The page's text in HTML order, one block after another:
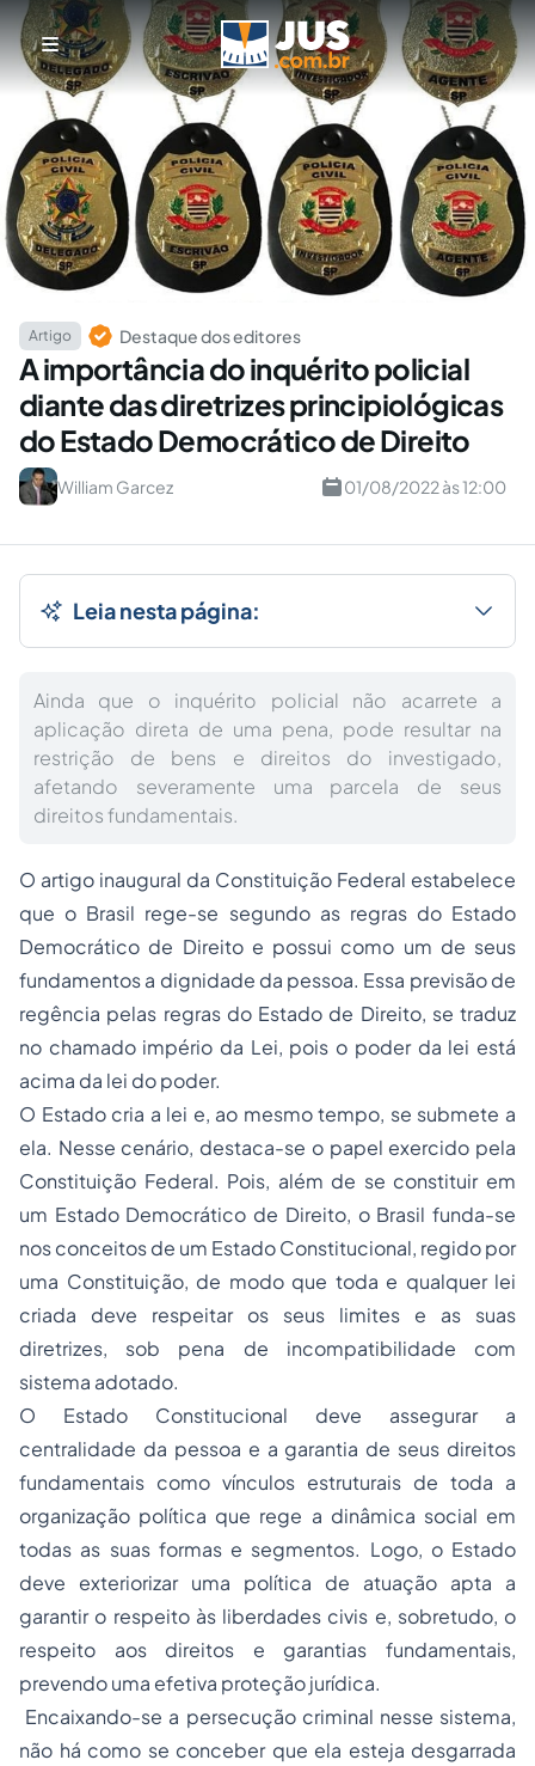
Artigo Destaque dos editores
A importância do inquérito policial
diante das diretrizes principiológicas
do Estado Democrático de Direito
William Garcez 01/08/2022 às 12:00
Leia nesta página:
Ainda que o inquérito policial não acarrete a
aplicação direta de uma pena, pode resultar na
restrição de bens e direitos do investigado,
afetando severamente uma parcela de seus
direitos fundamentais.
O artigo inaugural da Constituição Federal estabelece
que o Brasil rege-se segundo as regras do Estado
Democrático de Direito e possui como um de seus
fundamentos a dignidade da pessoa. Essa previsão de
regência pelas regras do Estado de Direito, se traduz
no chamado império da Lei, pois o poder da lei está
acima da lei do poder.
O Estado cria a lei e, ao mesmo tempo, se submete a
ela. Nesse cenário, destaca-se o papel exercido pela
Constituição Federal. Pois, além de se constituir em
um Estado Democrático de Direito, o Brasil funda-se
nos conceitos de um Estado Constitucional, regido por
uma Constituição, de modo que toda e qualquer lei
criada deve respeitar os seus limites e as suas
diretrizes, sob pena de incompatibilidade com
sistema adotado.
O Estado Constitucional deve assegurar a
centralidade da pessoa e a garantia de seus direitos
fundamentais como vínculos estruturais de toda a
organização política que rege a dinâmica social em
todas as suas formas e segmentos. Logo, o Estado
deve exteriorizar uma política de atuação apta a
garantir o respeito às liberdades civis e, sobretudo, o
respeito aos direitos e garantias fundamentais,
prevendo uma efetiva proteção jurídica.
Encaixando-se a persecução criminal nesse sistema,
não há como se conceber que ela esteja desgarrada